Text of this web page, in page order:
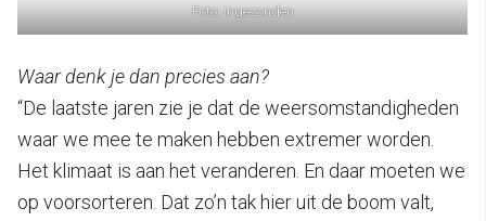
Foto: ingezonden
Waar denk je dan precies aan?
“De laatste jaren zie je dat de weersomstandigheden
waar we mee te maken hebben extremer worden.
Het klimaat is aan het veranderen. En daar moeten we
op voorsorteren. Dat zo’n tak hier uit de boom valt,